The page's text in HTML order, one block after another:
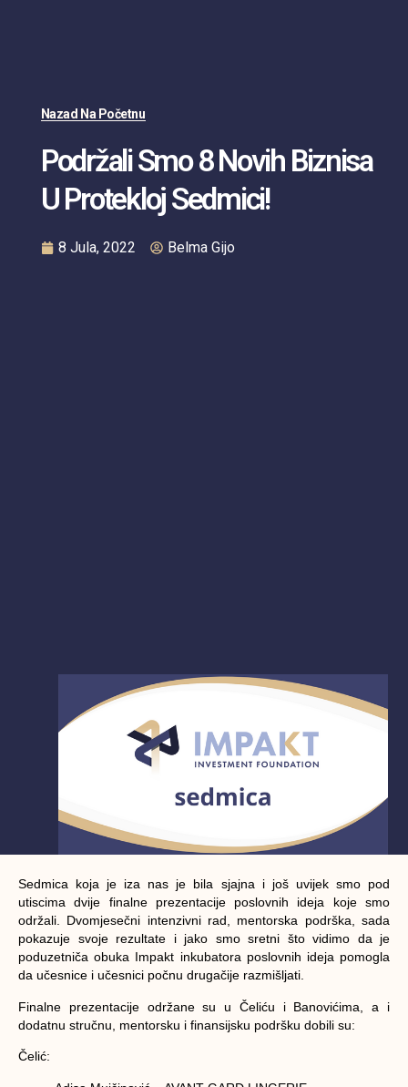
Nazad Na Početnu
Podržali Smo 8 Novih Biznisa
U Protekloj Sedmici!
8 Jula, 2022 Belma Gijo
Sedmica koja je iza nas je bila sjajna i još uvijek smo pod
utiscima dvije finalne prezentacije poslovnih ideja koje smo
održali. Dvomjesečni intenzivni rad, mentorska podrška, sada
pokazuje svoje rezultate i jako smo sretni što vidimo da je
poduzetniča obuka Impakt inkubatora poslovnih ideja pomogla
da učesnice i učesnici počnu drugačije razmišljati.
Finalne prezentacije održane su u Čeliću i Banovićima, a i
dodatnu stručnu, mentorsku i finansijsku podršku dobili su:
Čelić: